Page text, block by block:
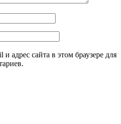
адрес сайта в этом браузере для